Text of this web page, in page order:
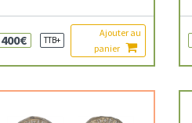
400€ TTB+
Ajouter au
panier